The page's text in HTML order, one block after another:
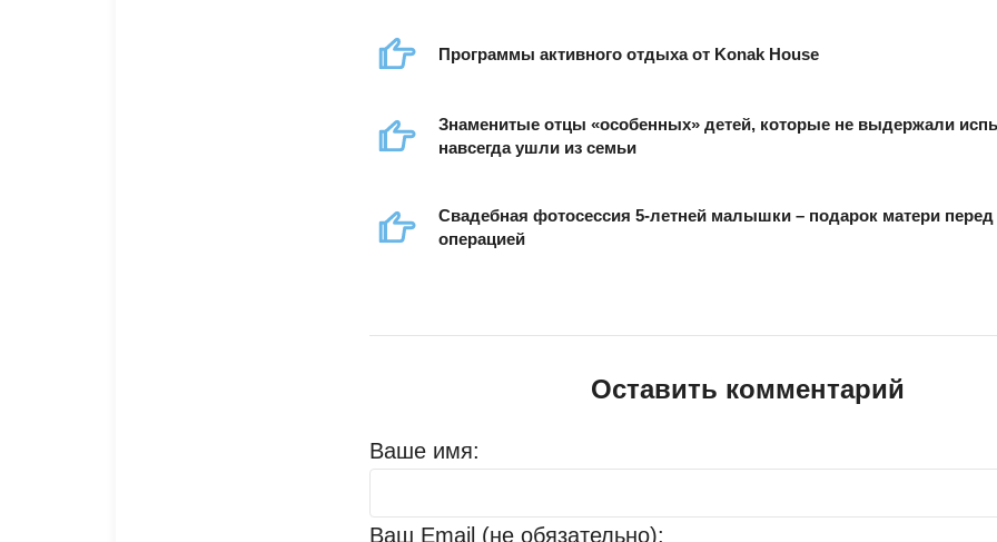
Программы активного отдыха от Konak House
Знаменитые отцы «особенных» детей, которые не выдержали
навсегда ушли из семьи
Свадебная фотосессия 5-летней малышки – подарок матери перед
операцией
Оставить комментарий
Ваше имя:
Ваш Email (не обязательно):